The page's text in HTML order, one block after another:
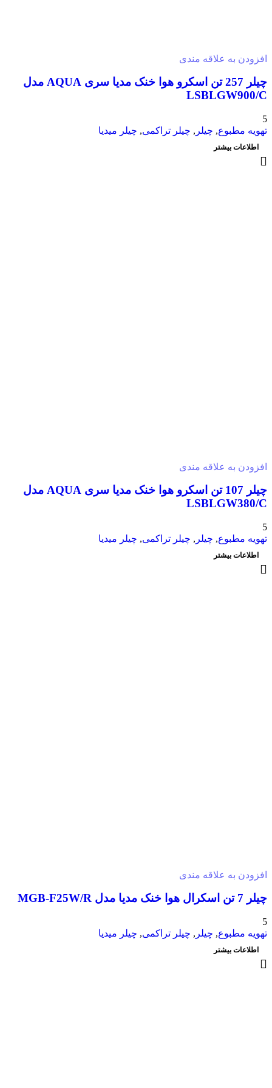
افزودن به علاقه مندی
چیلر 257 تن اسکرو هوا خنک مدیا سری AQUA مدل
LSBLGW900/C
5
تهویه مطبوع, چیلر , چیلر تراکمی, چیلر میدیا
اطلاعات بیشتر
افزودن به علاقه مندی
چیلر 107 تن اسکرو هوا خنک مدیا سری AQUA مدل
LSBLGW380/C
5
تهویه مطبوع, چیلر , چیلر تراکمی, چیلر میدیا
اطلاعات بیشتر
افزودن به علاقه مندی
چیلر 7 تن اسکرال هوا خنک مدیا مدل MGB-F25W/R
5
تهویه مطبوع, چیلر , چیلر تراکمی, چیلر میدیا
اطلاعات بیشتر